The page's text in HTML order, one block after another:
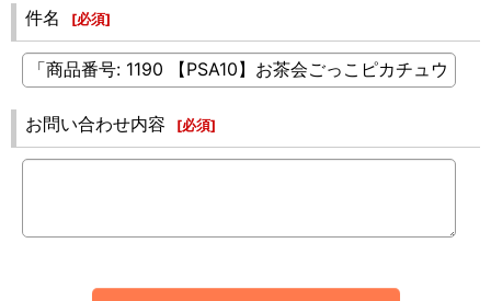
件名 [必須]
お問い合わせ内容 [必須]